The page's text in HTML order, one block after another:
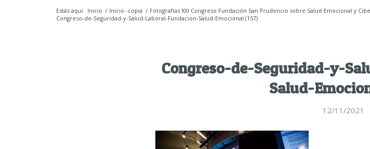
Estás aquí: Inicio / Inicio -copia / Fotografías XXI Congreso Fundación San Prudencio sobre Salud Emocional y
Congreso-de-Seguridad-y-Salud-Laboral-Fundacion-Salud-Emocional (157)
Congreso-de-Seguridad-y-
Salud-
12/11/2021